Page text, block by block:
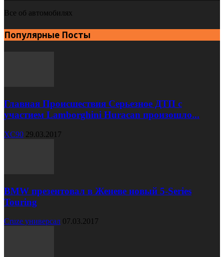
Все об автомобилях
Популярные Посты
Главная Происшествия Серьезное ДТП с
участием Lamborghini Huracan произошло...
XC90 29.03.2017
BMW презентовал в Женеве новый 5-Series
Touring
Cruze универсал 07.03.2017